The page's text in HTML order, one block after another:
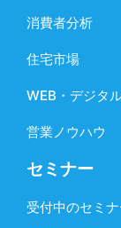
消費者分析
住宅市場
WEB・デジタ
営業ノウハウ
セミナー
受付中のセミ